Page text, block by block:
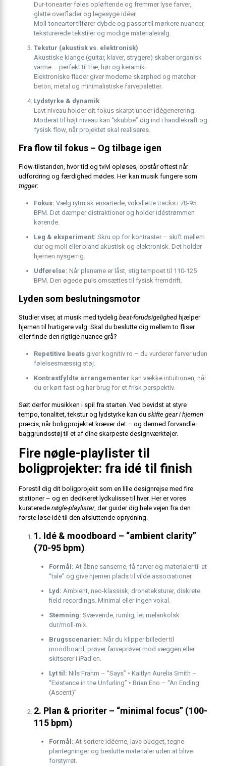
Dur-tonearter føles opløftende og fremmer lyse farver,
glatte overflader og legesyge idéer.
Moll-tonearter tilfører dybde og passer til mørkere nuancer,
teksturerede tekstiler og modige materialevalg.
Tekstur (akustisk vs. elektronisk)
Akustiske klange (guitar, klaver, strygere) skaber organisk
varme – perfekt til træ, hør og keramik.
Elektroniske flader giver moderne skarphed og matcher
beton, metal og minimalistiske farvepaletter.
Lydstyrke & dynamik
Lavt niveau holder dit fokus skarpt under idégenerering.
Moderat til højt niveau kan “skubbe” dig ind i handlekraft og
fysisk flow, når projektet skal realiseres.
Fra flow til fokus – Og tilbage igen
Flow-tilstanden, hvor tid og tvivl opløses, opstår oftest når
udfordring og færdighed mødes. Her kan musik fungere som
trigger:
Fokus: Vælg rytmisk ensartede, vokal­lette tracks i 70-95
BPM. Det dæmper distraktioner og holder idéstrømmen
kørende.
Leg & eksperiment: Skru op for kontraster – skift mellem
dur og moll eller bland akustisk og elektronisk. Det holder
hjernen nysgerrig.
Udførelse: Når planerne er låst, stig tempoet til 110-125
BPM. Den øgede puls omsættes til fysisk fremdrift.
Lyden som beslutningsmotor
Studier viser, at musik med tydelig beat-forudsigelighedhjælper
hjernen til hurtigere valg. Skal du beslutte dig mellem to fliser
eller finde den rigtige nuance grå?
Repetitive beatsgiver kognitiv ro – du vurderer farver uden
følelsesmæssig støj.
Kontrastfyldte arrangementer kan vække intuitionen, når
du er kørt fast og har brug for et frisk perspektiv.
Sæt derfor musikken i spil fra starten. Ved bevidst at styre
tempo, tonalitet, tekstur og lydstyrke kan du skifte gear i hjernen
præcis, når boligprojektet kræver det – og dermed forvandle
baggrundsstøj til et af dine skarpeste designværktøjer.
Fire nøgle-playlister til
boligprojekter: fra idé til finish
Forestil dig dit boligprojekt som en lille designrejse med fire
stationer – og en dedikeret lydkulisse til hver. Her er vores
kuraterede nøgle-playlister, der guider dig hele vejen fra den
første løse idé til den afsluttende oprydning.
1. Idé & moodboard – “ambient clarity”
(70-95 bpm)
Formål: At åbne sanserne, få farver og materialer til at
“tale” og give hjernen plads til vilde associationer.
Lyd: Ambient, neo-klassisk, droneteksturer, diskrete
field recordings. Minimal eller ingen vokal.
Stemning: Svævende, rumlig, let melankolsk
dur/moll-mix.
Brugsscenarier: Når du klipper billeder til
moodboard, prøver farveprøver mod væggen eller
skitserer i iPad’en.
Lyt til: Nils Frahm – “Says” • Kaitlyn Aurelia Smith –
“Existence in the Unfurling” • Brian Eno – “An Ending
(Ascent)”
2. Plan & prioriter – “minimal focus” (100-
115 bpm)
Formål: At sortere idéerne, lave budget, tegne
plantegninger og beslutte materialer uden at blive
forstyrret.